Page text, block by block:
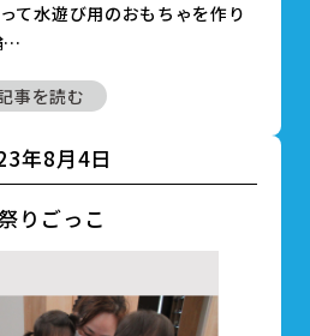
て水遊び用のおもちゃを作り
…
事を読む
年8月4日
りごっこ